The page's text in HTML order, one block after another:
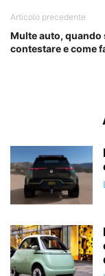
Articolo precedente
Multe auto, quando
contestare e come